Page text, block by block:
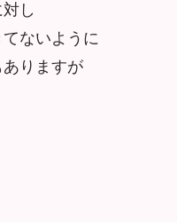
し
ないように
りますが